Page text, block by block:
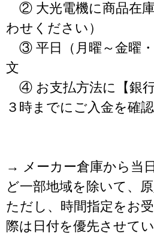
② 大光電機に商品在
わせください）
③ 平日（月曜～金曜
文
④ お支払方法に【銀
３時までにご入金を確
→ メーカー倉庫から当
ど一部地域を除いて、
ただし、時間指定をお
際は日付を優先させて